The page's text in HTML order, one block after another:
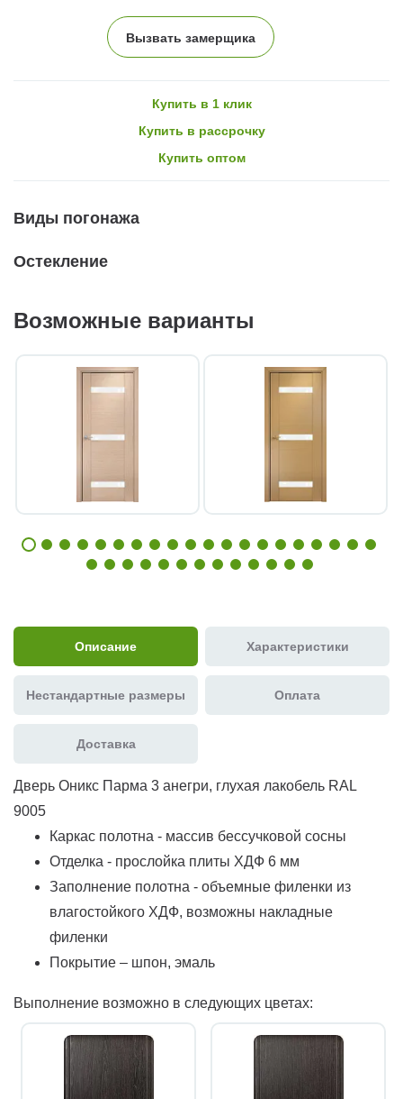
Вызвать замерщика
Купить в 1 клик
Купить в рассрочку
Купить оптом
Виды погонажа
Остекление
Возможные варианты
Описание Характеристики
Нестандартные размеры Оплата
Доставка
Дверь Оникс Парма 3 анегри, глухая лакобель RAL
9005
Каркас полотна - массив бессучковой сосны
Отделка - прослойка плиты ХДФ 6 мм
Заполнение полотна - объемные филенки из
влагостойкого ХДФ, возможны накладные
филенки
Покрытие – шпон, эмаль
Выполнение возможно в следующих цветах: